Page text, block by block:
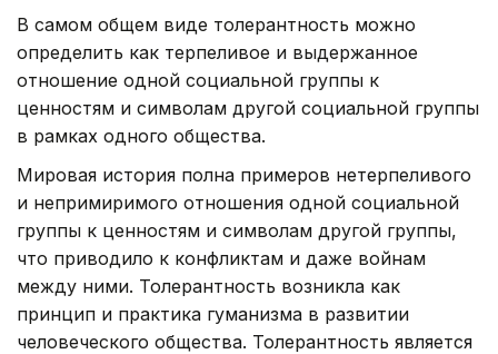
В самом общем виде толерантность можно
определить как терпеливое и выдержанное
отношение одной социальной группы к
ценностям и символам другой социальной группы
в рамках одного общества.
Мировая история полна примеров нетерпеливого
и непримиримого отношения одной социальной
группы к ценностям и символам другой группы,
что приводило к конфликтам и даже войнам
между ними. Толерантность возникла как
принцип и практика гуманизма в развитии
человеческого общества. Толерантность является